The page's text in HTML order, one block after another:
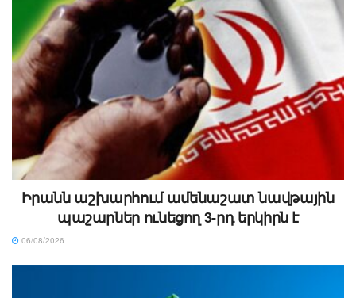
Իրանն աշխարհում ամենաշատ նավթային
պաշարներ ունեցող 3-րդ երկիրն է
06/08/2026